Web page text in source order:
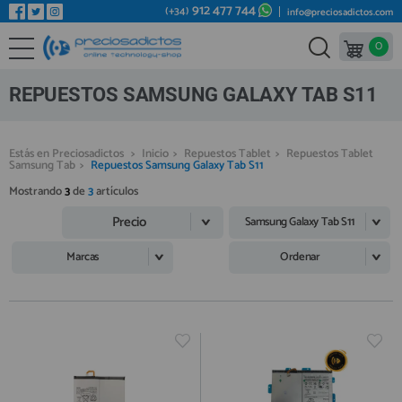
REPUESTOS MÓVILES
REPUESTOS TABLET
REPUESTOS VIDEOCONSOLAS
REPUESTOS MACBOOK
REPUESTOS OTROS DISPOSITIVOS
REPUESTOS PORTÁTILES
IC CHIP / FPC
MÓVILES REACONDICIONADOS
Bienvenid@ otra vez
YA SOY CLIENTE
Recordarme
Regístrate en un momento
¿ERES NUEVO?
(+34) 912 477 744 info@preciosadictos.com
0
REPUESTOS SAMSUNG GALAXY TAB S11
Estás en Preciosadictos > Inicio > Repuestos Tablet > Repuestos Tablet
Samsung Tab > Repuestos Samsung Galaxy Tab S11
Mostrando3de3artículos
Precio
Samsung Galaxy Tab S11
Marcas
Ordenar